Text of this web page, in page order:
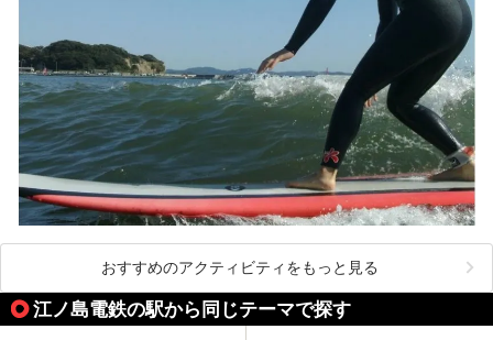
おすすめのアクティビティをもっと見る
江ノ島電鉄の駅から同じテーマで探す